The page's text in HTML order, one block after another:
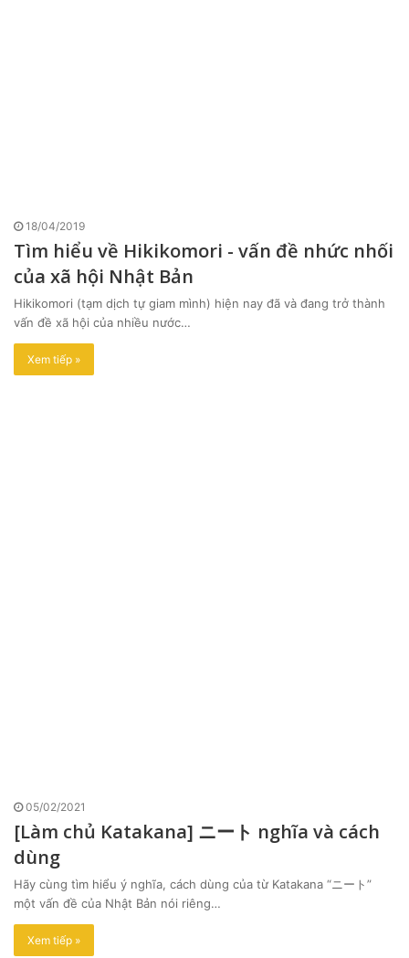
18/04/2019
Tìm hiểu về Hikikomori - vấn đề nhức nhối
của xã hội Nhật Bản
Hikikomori (tạm dịch tự giam mình) hiện nay đã và đang trở thành
vấn đề xã hội của nhiều nước…
Xem tiếp »
05/02/2021
[Làm chủ Katakana] ニート nghĩa và cách
dùng
Hãy cùng tìm hiểu ý nghĩa, cách dùng của từ Katakana “ニート”
một vấn đề của Nhật Bản nói riêng…
Xem tiếp »